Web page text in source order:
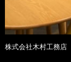
株式会社木村工務店